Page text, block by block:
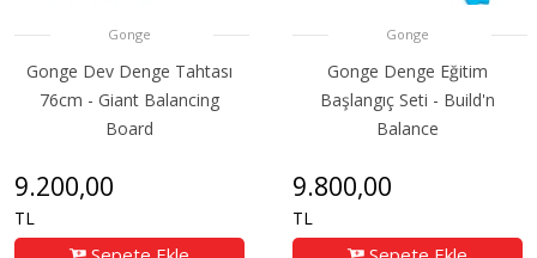
Gonge
Gonge Dev Denge Tahtası
76cm - Giant Balancing
Board
9.200,00
TL
Gonge
Gonge Denge Eğitim
Başlangıç Seti - Build'n
Balance
9.800,00
TL